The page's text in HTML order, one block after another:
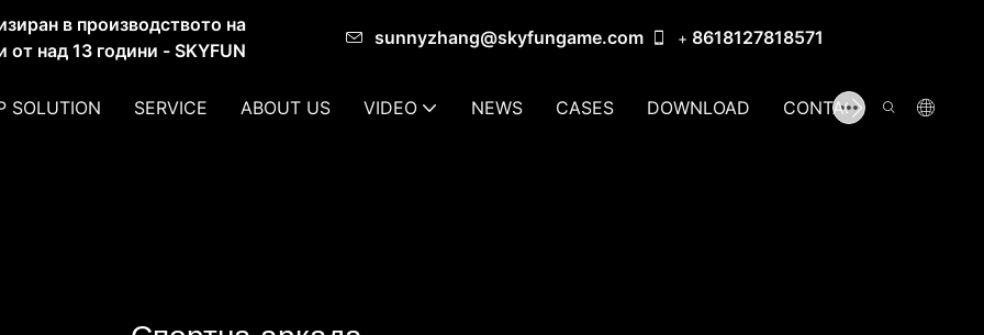
в производството на
над 13 години - SKYFUN
sunnyzhang@skyfungame.com +8618127818571
SOLUTION SERVICE ABOUT US VIDEO NEWS CASES DOWNLOAD CONTACT US